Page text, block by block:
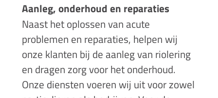
Aanleg, onderhoud en reparaties
Naast het oplossen van acute
problemen en reparaties, helpen wij
onze klanten bij de aanleg van riolering
en dragen zorg voor het onderhoud.
Onze diensten voeren wij uit voor zowel